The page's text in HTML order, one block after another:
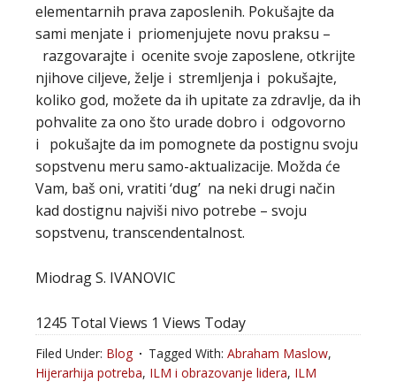
elementarnih prava zaposlenih. Pokušajte da
sami menjate i priomenjujete novu praksu –
razgovarajte i ocenite svoje zaposlene, otkrijte
njihove ciljeve, želje i stremljenja i pokušajte,
koliko god, možete da ih upitate za zdravlje, da ih
pohvalite za ono što urade dobro i odgovorno
i pokušajte da im pomognete da postignu svoju
sopstvenu meru samo-aktualizacije. Možda će
Vam, baš oni, vratiti ‘dug’ na neki drugi način
kad dostignu najviši nivo potrebe – svoju
sopstvenu, transcendentalnost.
Miodrag S. IVANOVIC
1245 Total Views 1 Views Today
Filed Under: Blog Tagged With: Abraham Maslow,
Hijerarhija potreba, ILM i obrazovanje lidera, ILM